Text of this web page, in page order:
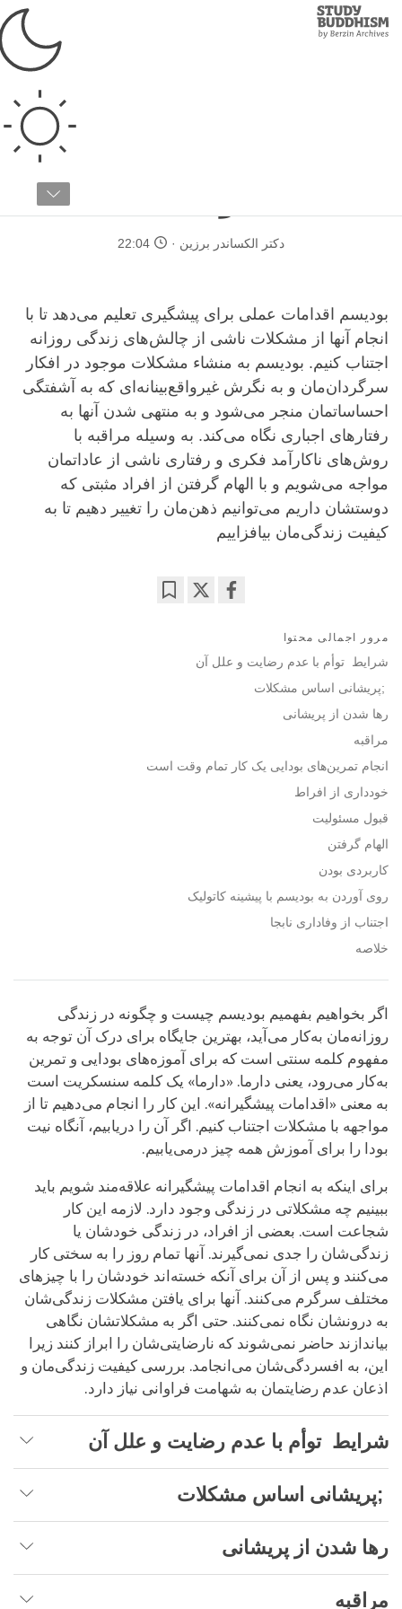
Study
Buddhism
چگونه بودیسم را مطالعه کنیم
پندی پیش از آغاز راه
دکتر الکساندر برزین 22:04
بودیسم اقدامات عملی برای پیشگیری تعلیم می‌دهد تا با
انجام آنها از مشکلات ناشی از چالش‌های زندگی روزانه
اجتناب کنیم. بودیسم به منشاء مشکلات موجود در افکار
سرگردان‌مان و به نگرش غیرواقع‌بینانه‌ای که به آشفتگی
احساساتمان منجر می‌شود و به منتهی شدن آنها به
رفتارهای اجباری نگاه می‌کند. به وسیله مراقبه با
روش‌های ناکارآمد فکری و رفتاری ناشی از عاداتمان
مواجه می‌شویم و با الهام گرفتن از افراد مثبتی که
دوستشان داریم می‌توانیم ذهن‌مان را تغییر دهیم تا به
کیفیت زندگی‌مان بیافزاییم
facebook
مرور اجمالی محتوا
شرایط توأم با عدم رضایت و علل آن
;پریشانی اساس مشکلات
رها شدن از پریشانی
مراقبه
انجام تمرین‌های بودایی یک کار تمام وقت است
خودداری از افراط
قبول مسئولیت
الهام گرفتن
کاربردی بودن
روی آوردن به بودیسم با پیشینه کاتولیک
اجتناب از وفاداری نابجا
خلاصه
اگر بخواهیم بفهمیم بودیسم چیست و چگونه در زندگی
روزانه‌مان به‌کار می‌آید، بهترین جایگاه برای درک آن توجه به
مفهوم کلمه سنتی است که برای آموزه‌های بودایی و تمرین
به‌کار می‌رود، یعنی دارما. «دارما» یک کلمه سنسکریت است
به معنی «اقدامات پیشگیرانه». این کار را انجام می‌دهیم تا از
مواجهه با مشکلات اجتناب کنیم. اگر آن را دریابیم، آنگاه نیت
بودا را برای آموزش همه چیز درمی‌یابیم.
برای اینکه به انجام اقدامات پیشگیرانه علاقه‌مند شویم باید
ببینیم چه مشکلاتی در زندگی وجود دارد. لازمه این کار
شجاعت است. بعضی از افراد، در زندگی خودشان یا
زندگی‌شان را جدی نمی‌گیرند. آنها تمام روز را به سختی کار
می‌کنند و پس از آن برای آنکه خسته‌اند خودشان را با چیزهای
مختلف سرگرم می‌کنند. آنها برای یافتن مشکلات زندگی‌شان
به درونشان نگاه نمی‌کنند. حتی اگر به مشکلاتشان نگاهی
بیاندازند حاضر نمی‌شوند که نارضایتی‌شان را ابراز کنند زیرا
این، به افسردگی‌شان می‌انجامد. بررسی کیفیت زندگی‌مان و
اذعان عدم رضایتمان به شهامت فراوانی نیاز دارد.
شرایط توأم با عدم رضایت و علل آن
;پریشانی اساس مشکلات
رها شدن از پریشانی
مراقبه